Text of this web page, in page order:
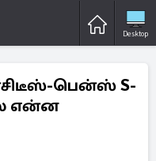
Desktop
பென்ஸ் S-
என்ன